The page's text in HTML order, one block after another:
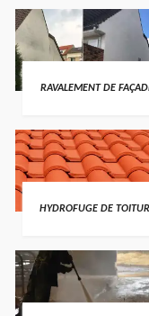
RAVALEMENT DE
HYDROFUGE DE